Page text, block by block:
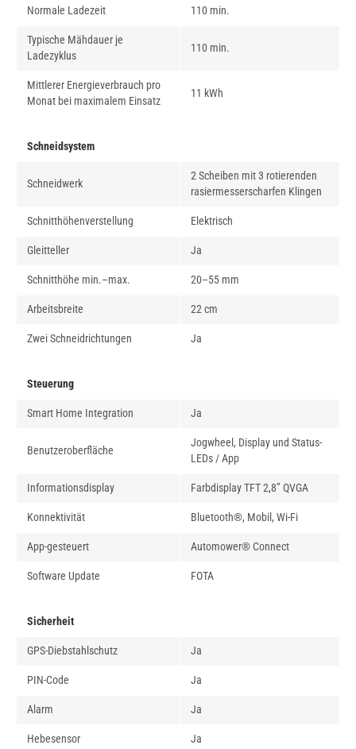
Normale Ladezeit 110 min.
Typische Mähdauer je
Ladezyklus
110 min.
Mittlerer Energieverbrauch pro
Monat bei maximalem Einsatz
11 kWh
Schneidsystem
Schneidwerk
2 Scheiben mit 3 rotierenden
rasiermesserscharfen Klingen
Schnitthöhenverstellung Elektrisch
Gleitteller Ja
Schnitthöhe min.–max. 20–55 mm
Arbeitsbreite 22 cm
Zwei Schneidrichtungen Ja
Steuerung
Smart Home Integration Ja
Benutzeroberfläche
Jogwheel, Display und Status-
LEDs / App
Informationsdisplay Farbdisplay TFT 2,8” QVGA
Konnektivität Bluetooth®, Mobil, Wi-Fi
App-gesteuert Automower® Connect
Software Update FOTA
Sicherheit
GPS-Diebstahlschutz Ja
PIN-Code Ja
Alarm Ja
Hebesensor Ja